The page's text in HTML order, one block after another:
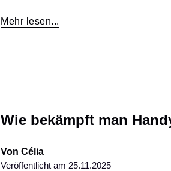
Mehr lesen...
Wie bekämpft man
Von Célia
Veröffentlicht am 25.11.2025